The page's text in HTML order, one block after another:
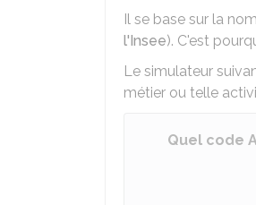
Il se base sur la
l'Insee). C'est
Le simulateur
métier ou telle
Quel code